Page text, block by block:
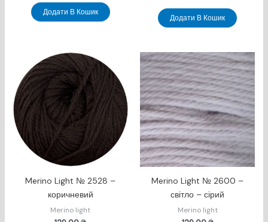
Додати В Кошик
Додати В Кошик
Merino Light № 2528 –
коричневий
Merino light
Merino Light № 2600 –
світло – сірий
Merino light